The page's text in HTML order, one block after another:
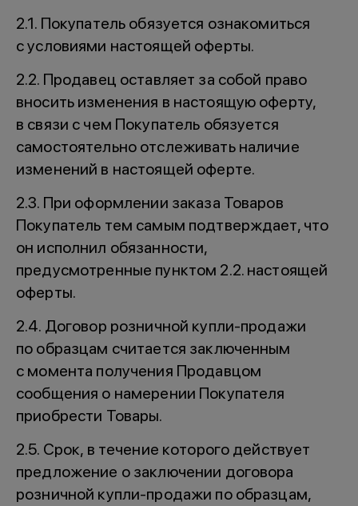
2.1. Покупатель обязуется ознакомиться
с условиями настоящей оферты.
2.2. Продавец оставляет за собой право
вносить изменения в настоящую оферту,
в связи с чем Покупатель обязуется
самостоятельно отслеживать наличие
изменений в настоящей оферте.
2.3. При оформлении заказа Товаров
Покупатель тем самым подтверждает, что
он исполнил обязанности,
предусмотренные пунктом 2.2. настоящей
оферты.
2.4. Договор розничной купли-продажи
по образцам считается заключенным
с момента получения Продавцом
сообщения о намерении Покупателя
приобрести Товары.
2.5. Срок, в течение которого действует
предложение о заключении договора
розничной купли-продажи по образцам,